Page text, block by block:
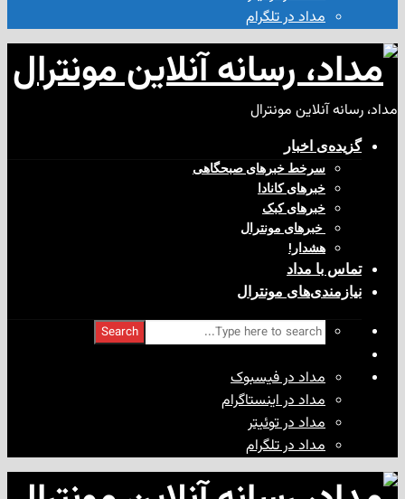
مداد در تلگرام
مونترال
اخبار
سرخط خبرهای صبحگاهی
خبرهای کانادا
خبرهای کبک
‌ خبرهای مونترال
مداد
مونترال
Search
مداد در فیسبوک
مداد در اینستاگرام
مداد در توئیتر
مداد در تلگرام